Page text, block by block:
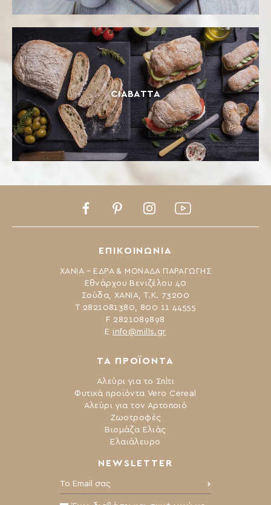
CIABATTA
NEWSLETTER
Το Email σας:
ΤΑ ΠΡΟΪΟΝΤΑ
Αλεύρι για το Σπίτι
Φυτικά προϊόντα Vero Cereal
Αλεύρι για τον Αρτοποιό
Ζωοτροφές
Βιομάζα Ελιάς
Ελαιάλευρο
ΕΠΙΚΟΙΝΩΝΙΑ
ΧΑΝΙΑ – ΕΔΡΑ & ΜΟΝΑΔΑ ΠΑΡΑΓΩΓΗΣ
Εθνάρχου Βενιζέλου 40
Σούδα, ΧΑΝΙΑ, Τ.Κ. 73200
Τ 2821081380, 800 11 44555
F 2821089898
Ε info@mills.gr
FacebookPinterestInstagramYoutube